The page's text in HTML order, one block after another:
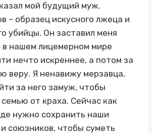
мой будущий муж.
– образец искусного лжеца и
убийцы. Он заставил меня
в нашем лицемерном мире
нечто искреннее, а потом за
веру. Я ненавижу мерзавца,
за него замуж, чтобы
от краха. Сейчас как
нужно сохранить наши
союзников, чтобы суметь